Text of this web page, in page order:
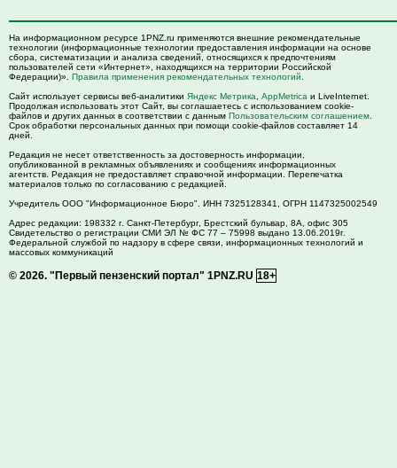
На информационном ресурсе 1PNZ.ru применяются внешние рекомендательные
технологии (информационные технологии предоставления информации на основе
сбора, систематизации и анализа сведений, относящихся к предпочтениям
пользователей сети «Интернет», находящихся на территории Российской
Федерации)». Правила применения рекомендательных технологий
Сайт использует сервисы веб-аналитики Яндекс Метрика AppMetrica и LiveInternet.
Продолжая использовать этот Сайт, вы соглашаетесь с использованием cookie-
файлов и других данных в соответствии с данным Пользовательским соглашением
Срок обработки персональных данных при помощи cookie-файлов составляет 14
дней.
Редакция не несет ответственность за достоверность информации,
опубликованной в рекламных объявлениях и сообщениях информационных
агентств. Редакция не предоставляет справочной информации. Перепечатка
материалов только по согласованию с редакцией.
Учредитель ООО "Информационное Бюро". ИНН 7325128341, ОГРН 1147325002549
Адрес редакции: 198332 г. Санкт-Петербург, Брестский бульвар, 8А, офис 305
Свидетельство о регистрации СМИ ЭЛ № ФС 77 – 75998 выдано 13.06.2019г.
Федеральной службой по надзору в сфере связи, информационных технологий и
массовых коммуникаций
© 2026. "Первый пензенский портал" 1PNZ.RU 18+